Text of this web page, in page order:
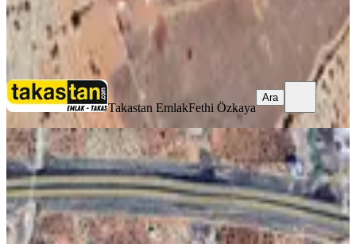
Takastan Emlak Fethi Özkaya
Takastan EmlakFethi Özkaya
Ara
Evva'dan Nizip Kocatepe'de Satılık
Ulaşımı Kolay Bağevi
Nizip, Kocatepe Mahallesi
2002 m² ·874/m² ·04.06.2026